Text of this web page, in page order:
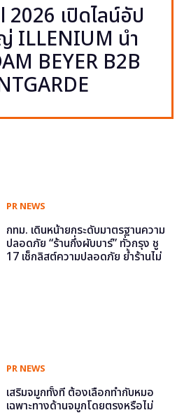
เปิดไลน์อัป
ILLENIUM นำ
BEYER B2B
PR NEWS
กทม. เดินหน้ายกระดับมาตรฐานความ
ปลอดภัย “ร้านกึ่งผับบาร์” ทั่วกรุง ชู
17 เช็กลิสต์ความปลอดภัย ย้ำร้านไม่
PR NEWS
เสริมจมูกทั้งที ต้องเลือกทำกับหมอ
เฉพาะทางด้านจมูกโดยตรงหรือไม่